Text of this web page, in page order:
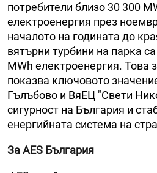
потребители близо 30 300
електроенергия през
началото на годината до
вятърни турбини на парка
MWh електроенергия. Това
показва ключовото
Гълъбово и ВяЕЦ "Свети
сигурност на България и
енергийната система на
За AES България